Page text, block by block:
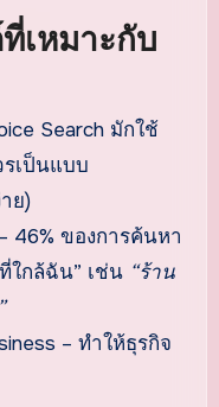
เหมาะกับ
Search มักใช้
เป็นแบบ
ย)
46% ของการค้นหา
ใกล้ฉัน” เช่น “ร้าน
– ทำให้ธุรกิจ